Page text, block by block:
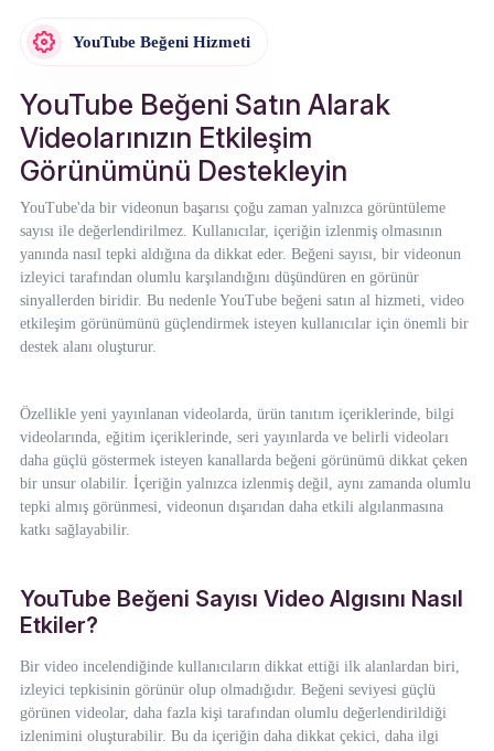
YouTube Beğeni Hizmeti
YouTube Beğeni Satın Alarak
Videolarınızın Etkileşim
Görünümünü Destekleyin
YouTube'da bir videonun başarısı çoğu zaman yalnızca görüntüleme
sayısı ile değerlendirilmez. Kullanıcılar, içeriğin izlenmiş olmasının
yanında nasıl tepki aldığına da dikkat eder. Beğeni sayısı, bir videonun
izleyici tarafından olumlu karşılandığını düşündüren en görünür
sinyallerden biridir. Bu nedenle YouTube beğeni satın al hizmeti, video
etkileşim görünümünü güçlendirmek isteyen kullanıcılar için önemli bir
destek alanı oluşturur.
Özellikle yeni yayınlanan videolarda, ürün tanıtım içeriklerinde, bilgi
videolarında, eğitim içeriklerinde, seri yayınlarda ve belirli videoları
daha güçlü göstermek isteyen kanallarda beğeni görünümü dikkat çeken
bir unsur olabilir. İçeriğin yalnızca izlenmiş değil, aynı zamanda olumlu
tepki almış görünmesi, videonun dışarıdan daha etkili algılanmasına
katkı sağlayabilir.
YouTube Beğeni Sayısı Video Algısını Nasıl
Etkiler?
Bir video incelendiğinde kullanıcıların dikkat ettiği ilk alanlardan biri,
izleyici tepkisinin görünür olup olmadığıdır. Beğeni seviyesi güçlü
görünen videolar, daha fazla kişi tarafından olumlu değerlendirildiği
izlenimini oluşturabilir. Bu da içeriğin daha dikkat çekici, daha ilgi